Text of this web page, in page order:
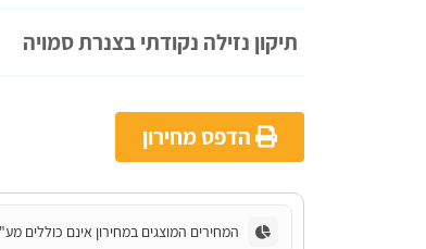
תיקון נזילה נקודתי בצנרת סמויה
הדפס מחירון
המחירים המוצגים במחירון אינם כוללים